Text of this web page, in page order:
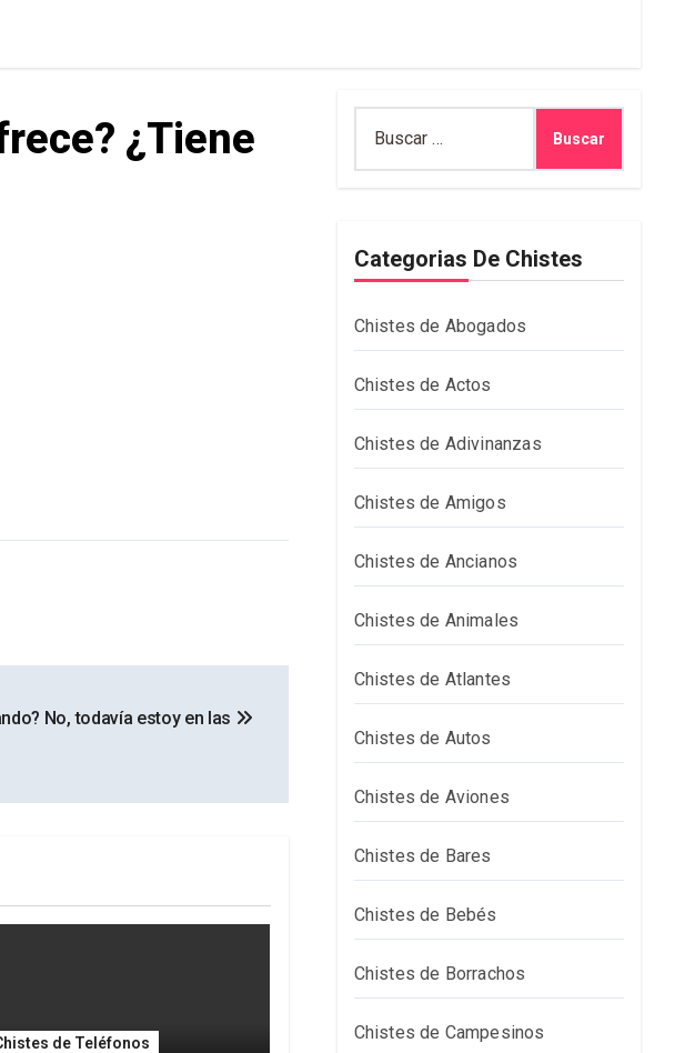
¿Tiene
No, todavía estoy en las
de Teléfonos
Categorias De Chistes
Chistes de Abogados
Chistes de Actos
Chistes de Adivinanzas
Chistes de Amigos
Chistes de Ancianos
Chistes de Animales
Chistes de Atlantes
Chistes de Autos
Chistes de Aviones
Chistes de Bares
Chistes de Bebés
Chistes de Borrachos
Chistes de Campesinos